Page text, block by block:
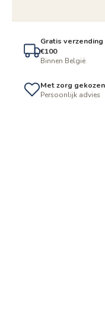
Gratis verzending
€100
Binnen België
Met zorg gekozen
Persoonlijk advies